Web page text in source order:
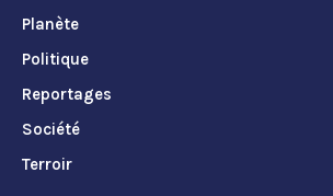
Planète
Politique
Reportages
Société
Terroir